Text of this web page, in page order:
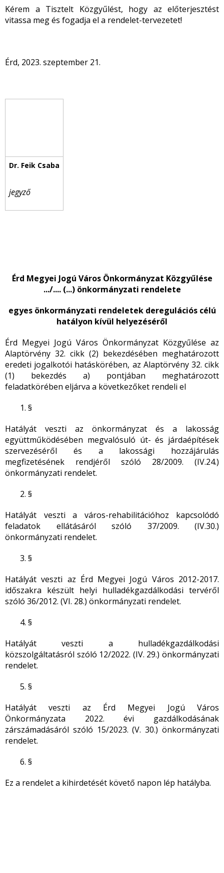
Kérem a Tisztelt Közgyűlést, hogy az előterjesztést
vitassa meg és fogadja el a rendelet-tervezetet!
Érd, 2023. szeptember 21.
jegyző
Érd Megyei Jogú Város Önkormányzat Közgyűlése
.../.... (...) önkormányzati rendelete
egyes önkormányzati rendeletek deregulációs célú
hatályon kívül helyezéséről
Érd Megyei Jogú Város Önkormányzat Közgyűlése az
Alaptörvény 32. cikk (2) bekezdésében meghatározott
eredeti jogalkotói hatáskörében, az Alaptörvény 32. cikk
(1) bekezdés a) pontjában meghatározott
feladatkörében eljárva a következőket rendeli el
§
Hatályát veszti az önkormányzat és a lakosság
együttműködésében megvalósuló út- és járdaépítések
szervezéséről és a lakossági hozzájárulás
megfizetésének rendjéről szóló 28/2009. (IV.24.)
önkormányzati rendelet.
§
Hatályát veszti a város-rehabilitációhoz kapcsolódó
feladatok ellátásáról szóló 37/2009. (IV.30.)
önkormányzati rendelet.
§
Hatályát veszti az Érd Megyei Jogú Város 2012-2017.
időszakra készült helyi hulladékgazdálkodási tervéről
szóló 36/2012. (VI. 28.) önkormányzati rendelet.
§
Hatályát veszti a hulladékgazdálkodási
közszolgáltatásról szóló 12/2022. (IV. 29.) önkormányzati
rendelet.
§
Hatályát veszti az Érd Megyei Jogú Város
Önkormányzata 2022. évi gazdálkodásának
zárszámadásáról szóló 15/2023. (V. 30.) önkormányzati
rendelet.
§
Ez a rendelet a kihirdetését követő napon lép hatályba.